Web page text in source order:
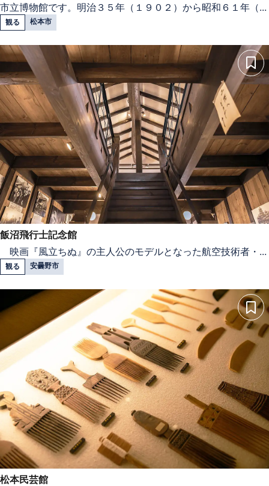
市立博物館です。明治３５年（１９０２）から昭和６１年（...
観る 松本市
飯沼飛行士記念館
映画『風立ちぬ』の主人公のモデルとなった航空技術者・...
観る 安曇野市
松本民芸館